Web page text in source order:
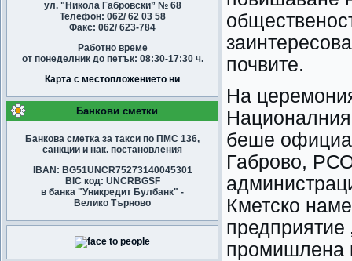
ул. "Никола Габровски” № 68
Телефон: 062/ 62 03 58
Факс: 062/ 623-784
Работно време
от понеделник до петък: 08:30-17:30 ч.
Карта с местопложението ни
Банкови сметки
Банкова сметка за такси по ПМС 136,
санкции и нак. постановления
IBAN: BG51UNCR75273140045301
BIC код: UNCRBGSF
в банка "Уникредит Булбанк" -
Велико Търново
почвите.
На
беше
Габрово,
Кметско
предприятие
промишлена